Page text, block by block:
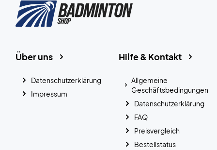
Hilfe & Kontakt
Allgemeine
Geschäftsbedingungen
Datenschutzerklärung
FAQ
Preisvergleich
Bestellstatus
Über uns
Datenschutzerklärung
Impressum